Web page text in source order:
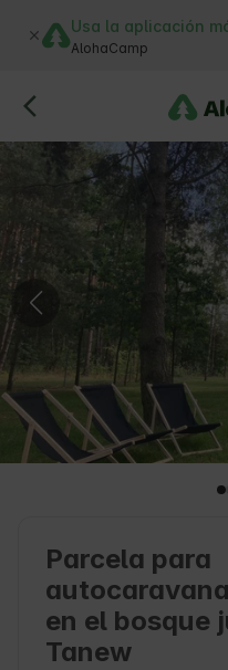
Usa la aplicación
AlohaCamp
Parcela para
en el bosque
Tanew